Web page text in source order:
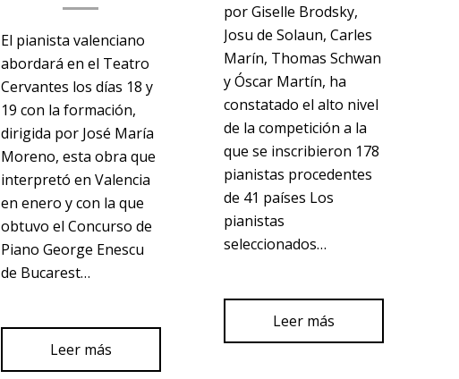
El pianista valenciano
abordará en el Teatro
Cervantes los días 18 y
19 con la formación,
dirigida por José María
Moreno, esta obra que
interpretó en Valencia
en enero y con la que
obtuvo el Concurso de
Piano George Enescu
de Bucarest…
Leer más
por Giselle Brodsky,
Josu de Solaun, Carles
Marín, Thomas Schwan
y Óscar Martín, ha
constatado el alto nivel
de la competición a la
que se inscribieron 178
pianistas procedentes
de 41 países Los
pianistas
seleccionados…
Leer más